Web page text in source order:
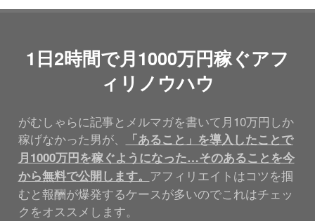
1日2時間で月1000万円稼ぐアフ
ィリノウハウ
がむしゃらに記事とメルマガを書いて月10万円しか
稼げなかった男が、
「あること」を導入したことで
月1000万円を稼ぐようになった…そのあることを今
から無料で公開します。 アフィリエイトはコツを掴
むと報酬が爆発するケースが多いのでこれはチェッ
クをオススメします。